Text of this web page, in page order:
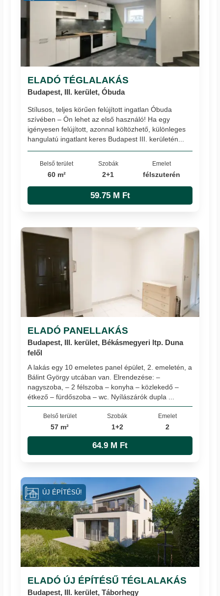
ELADÓ TÉGLALAKÁS
Budapest, III. kerület, Óbuda
Stílusos, teljes körűen felújított ingatlan Óbuda
szívében – Ön lehet az első használó! Ha egy
igényesen felújított, azonnal költözhető, különleges
hangulatú ingatlant keres Budapest III. kerületén...
Belső terület
60 m²
Szobák
2+1
Emelet
félszuterén
59.75 M Ft
ELADÓ PANELLAKÁS
Budapest, III. kerület, Békásmegyeri ltp. Duna
felől
A lakás egy 10 emeletes panel épület, 2. emeletén, a
Bálint György utcában van. Elrendezése: –
nagyszoba, – 2 félszoba – konyha – közlekedő –
étkező – fürdőszoba – wc. Nyílászárók dupla ...
Belső terület
57 m²
Szobák
1+2
Emelet
2
64.9 M Ft
ELADÓ ÚJ ÉPÍTÉSŰ TÉGLALAKÁS
Budapest, III. kerület, Táborhegy
ÚJ ÉPÍTÉSŰ!